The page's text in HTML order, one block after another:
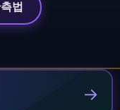
법
→